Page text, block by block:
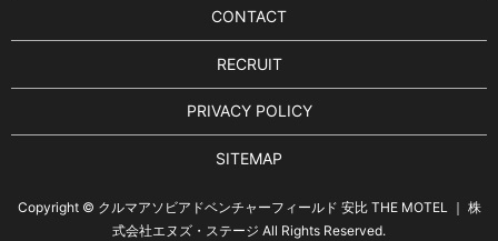
CONTACT
RECRUIT
PRIVACY POLICY
SITEMAP
Copyright © クルマアソビアドベンチャーフィールド 安比 THE MOTEL ｜ 株
式会社エヌズ・ステージ All Rights Reserved.